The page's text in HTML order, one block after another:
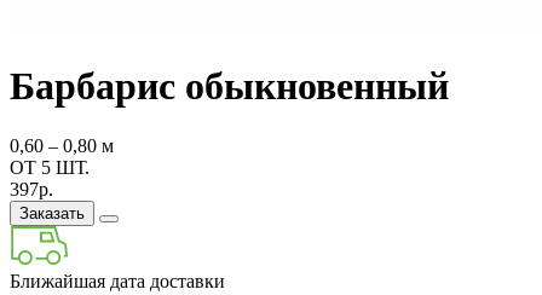
Барбарис обыкновенный
0,60 ‒ 0,80 м
ОТ 5 ШТ.
397р.
Заказать
Ближайшая дата доставки